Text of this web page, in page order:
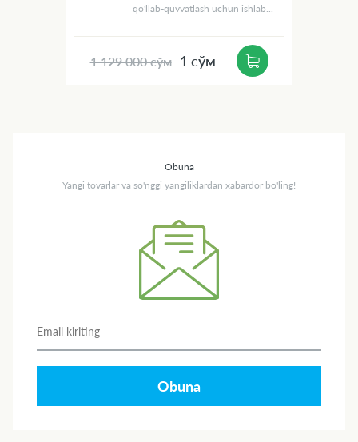
qo'llab-quvvatlash uchun ishlab...
1 129 000 сўм 1 сўм
Obuna
Yangi tovarlar va so'nggi yangiliklardan xabardor bo'ling!
Obuna